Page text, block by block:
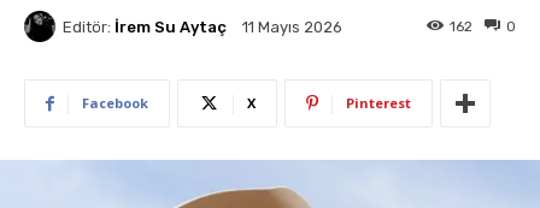
Editör: İrem Su Aytaç 11 Mayıs 2026 0
162
Facebook X Pinterest